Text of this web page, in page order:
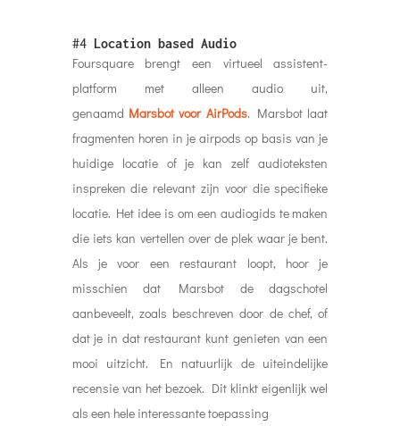
#4 Location based Audio
Foursquare brengt een virtueel assistent-
platform met alleen audio uit,
genaamd Marsbot voor AirPods. Marsbot laat
fragmenten horen in je airpods op basis van je
huidige locatie of je kan zelf audioteksten
inspreken die relevant zijn voor die specifieke
locatie. Het idee is om een ​​audiogids te maken
die iets kan vertellen over de plek waar je bent.
Als je voor een restaurant loopt, hoor je
misschien dat Marsbot de dagschotel
aanbeveelt, zoals beschreven door de chef, of
dat je in dat restaurant kunt genieten van een
mooi uitzicht. En natuurlijk de uiteindelijke
recensie van het bezoek. Dit klinkt eigenlijk wel
als een hele interessante toepassing